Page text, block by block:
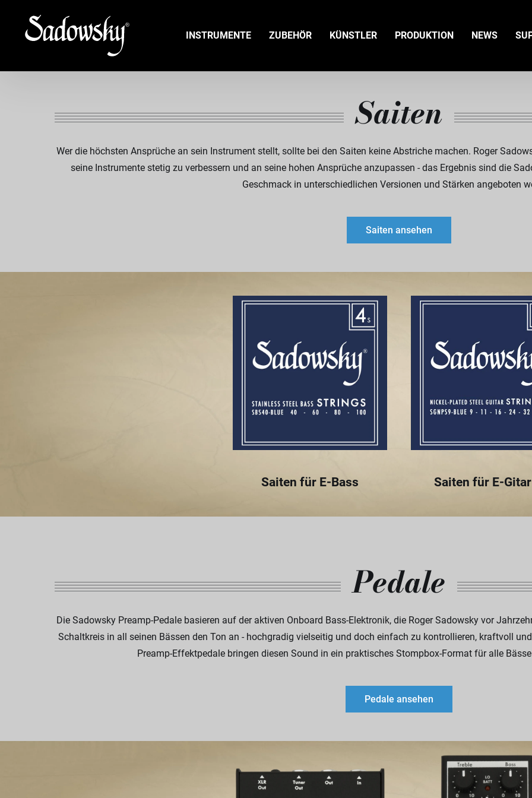
INSTRUMENTE ZUBEHÖR KÜNSTLER PRODUKTION NEWS
Saiten
Wer die höchsten Ansprüche an sein Instrument stellt, sollte bei den Saiten keine Abstriche machen. Roger
seine Instrumente stetig zu verbessern und an seine hohen Ansprüche anzupassen - das Ergebnis sind die
Geschmack in unterschiedlichen Versionen und Stärken angeboten
Saiten ansehen
Saiten für E-Bass Saiten für E-
Pedale
Die Sadowsky Preamp-Pedale basieren auf der aktiven Onboard Bass-Elektronik, die Roger Sadowsky vor
Schaltkreis in all seinen Bässen den Ton an - hochgradig vielseitig und doch einfach zu kontrollieren, kraftvoll
Preamp-Effektpedale bringen diesen Sound in ein praktisches Stompbox-Format für alle
Pedale ansehen